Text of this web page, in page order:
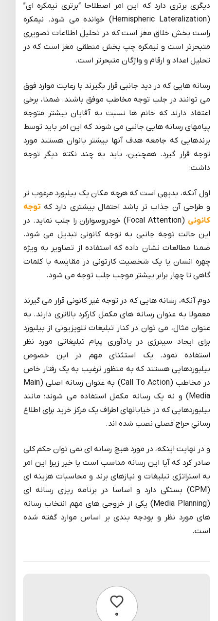
دیگری برتری دارد که این امر اصطلاحا “برتری نیمکره ای”
(Hemispheric Lateralization) خوانده می شود. نیمکره
راست بخش خلاق مغز است که در تحلیل اطلاعات تصویری
متبحرتر است و نیمکره چپ بخش منطقی مغز است که در
تحلیل اعداد و ارقام و واژگان متبحرتر است.
رسانه هایی که در دید جانبی قرار بگیرند با رعایت موارد فوق
می توانند در جلب توجه مخاطب موفق باشند. ضمنا، برخی
اعتقاد دارند که خانم ها نسبت به آقایان بیشتر متوجه
پیامهای رسانه هایی جانبی می شوند که این امر باید توسط
برندهایی که جامعه هدف آنها بیشتر بانوان هستند مورد
توجه قرار گیرد. همچنین، باید به چند نکته دیگر توجه
داشت:
اول آنکه، بدیهی است که هرچه مکان یک بیلبورد مرغوب تر
و طراحی آن جذاب تر باشد احتمال بیشتری دارد که توجه
کانونی
(Focal Attention) خودروسواران را جلب نماید. در
این حالت توجه جانبی به توجه کانونی تبدیل می شود.
ضمنا مطالعات نشان داده که استفاده از تصاویر به ویژه
چهره انسان یا یک شخصیت کارتونی در مقایسه با کلمات
گاهی تا چهار برابر بیشتر موجب جلب توجه می شود.
دوم آنکه، رسانه هایی که در توجه غیر کانونی قرار می گیرند
معمولا به عنوان رسانه های مکمل کارکرد بالاتری دارند. به
عنوان مثال، می توان در کنار تبلیغات تلویزیونی از بیلبورد
برای ایجاد سینرژی در یادآوری پیام تبلیغاتی مورد نظر
استفاده نمود. یک استثنای مهم در این خصوص
بیلبوردهایی هستند که به منظور ترغیب به یک رفتار خاص
در مخاطب (Call To Action) به عنوان رسانه اصلی (Main
Media) و نه یک رسانه مکمل استفاده می شوند؛ مانند
بیلبوردهایی که در خیابانهای اطراف یک مرکز خرید برای اطلاع
رسانیِ حراج فصلی نصب شده اند.
و در نهایت اینکه، در مورد هیچ رسانه ای نمی توان حکم کلی
صادر کرد که آیا این رسانه مناسب است یا خیر زیرا این امر
به استراتژی تبلیغات و نیازهای برند و محاسبات هزینه ای
(CPM) بستگی دارد و اساسا در برنامه ریزی رسانه ای
(Media Planning) یکی از خروجی های مهم انتخاب رسانه
های مورد نظر و بودجه بندی بر اساس موارد گفته شده
است.
۰پسندیدن